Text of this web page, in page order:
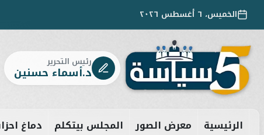
الخميس، ٦ أغسطس ٢٠٢٦
رئيس التحرير
د.أسماء حسنين
الرئيسية معرض الصور المجلس بيتكلم دماغ